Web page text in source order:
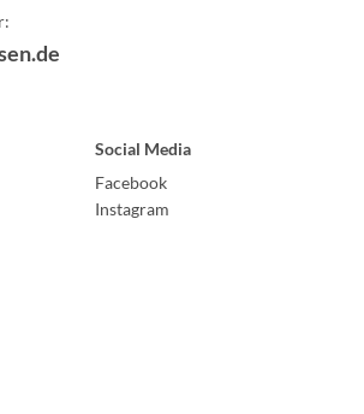
Social Media
Facebook
Instagram